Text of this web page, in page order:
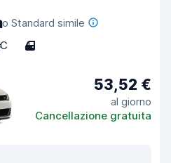
o Standard simile
4
53,52 €
al giorno
Cancellazione gratuita